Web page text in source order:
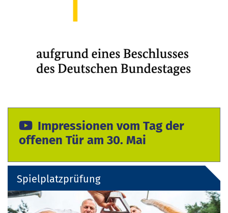
Impressionen vom Tag der
offenen Tür am 30. Mai
Spielplatzprüfung